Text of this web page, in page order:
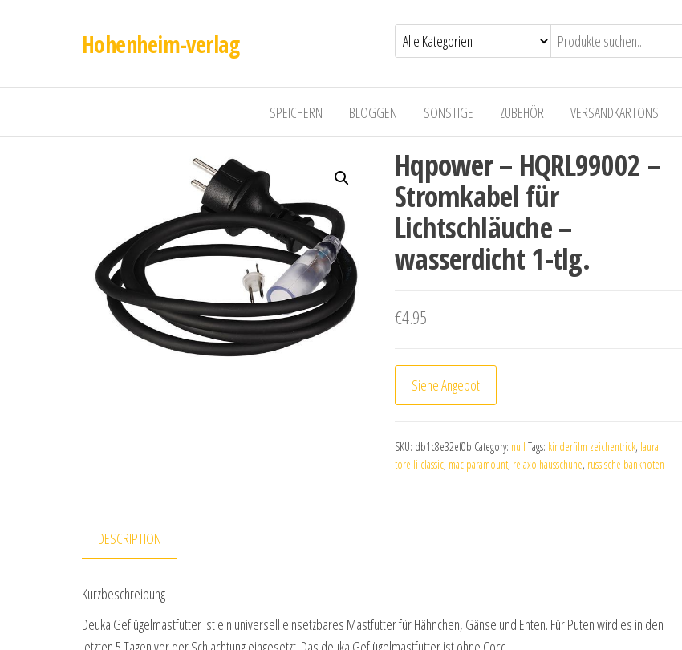
Hohenheim-verlag
SPEICHERN BLOGGEN SONSTIGE ZUBEHÖR VERSANDKARTONS
Hqpower – HQRL99002 –
Stromkabel für
Lichtschläuche –
wasserdicht 1-tlg.
€4.95
Siehe Angebot
SKU: db1c8e32ef0b Category: null Tags: kinderfilm zeichentrick, laura
torelli classic, mac paramount, relaxo hausschuhe, russische banknoten
DESCRIPTION
Kurzbeschreibung
Deuka Geflügelmastfutter ist ein universell einsetzbares Mastfutter für Hähnchen, Gänse und Enten. Für Puten wird es in den